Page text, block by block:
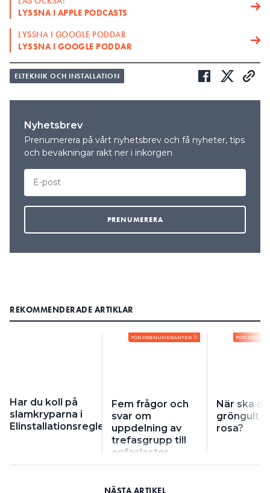
LYSSNA I APPLE PODCASTS
LYSSNA I GOOGLE PODDAR
LYSSNA I GOOGLE PODDAR
ELTEKNIK OCH INSTALLATION
Nyhetsbrev
Prenumerera på vårt nyhetsbrev och få nyheter, tips
och bevakningar rakt ner i inkorgen
REKOMMENDERADE ARTIKLAR
Har du koll på
slamkryparna i
Elinstallationsreglerna?
FÖR PRENUMERANTER
Fem frågor och
svar om
uppdelning av
trefasgrupp till
enfaslaster
FÖR
När ska
gröngult
rosa?